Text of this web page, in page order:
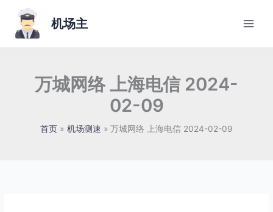
机场主
万城网络 上海电信 2024-
02-09
首页 机场测速 万城网络 上海电信 2024-02-09